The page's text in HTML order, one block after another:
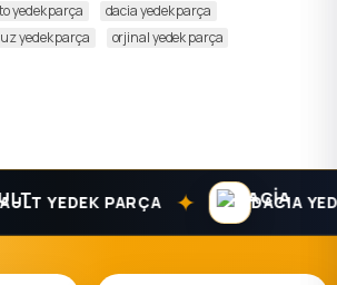
yedek parça
dacia yedek parça
yedek parça orjinal yedek parça
PARÇA ✦ DACIA YEDEK